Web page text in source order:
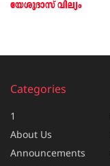
യേശുദാസ് വില്യം
Categories
1
About Us
Announcements